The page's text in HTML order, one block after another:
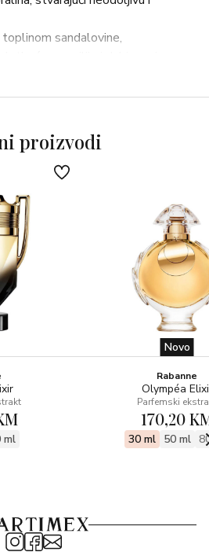
sandalovine,
vanilije i dubinom jasen
trag.
proizvodi
ml
Novo
Rabanne
Olympéa
Parfemski
170,20
30 ml 50 ml